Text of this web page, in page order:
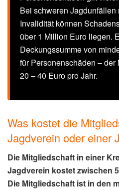
Bei schweren Jagdunfällen
Invalidität können
über 1 Million Euro liegen.
Deckungssumme von
für Personenschäden – der
20 – 40 Euro pro Jahr.
Was kostet die
Jagdverein oder einer
Die Mitgliedschaft in einer
Jagdverein kostet zwischen
Die Mitgliedschaft ist in den